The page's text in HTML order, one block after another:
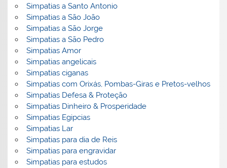
Simpatias a Santo Antonio
Simpatias a São João
Simpatias a São Jorge
Simpatias a São Pedro
Simpatias Amor
Simpatias angelicais
Simpatias ciganas
Simpatias com Orixás, Pombas-Giras e Pretos-velhos
Simpatias Defesa & Proteção
Simpatias Dinheiro & Prosperidade
Simpatias Egipcias
Simpatias Lar
Simpatias para dia de Reis
Simpatias para engravidar
Simpatias para estudos